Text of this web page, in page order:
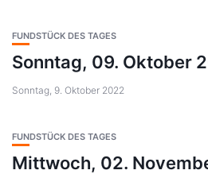
FUNDSTÜCK DES TAGES
Sonntag, 09. Oktober
Sonntag, 9. Oktober 2022
FUNDSTÜCK DES TAGES
Mittwoch, 02.